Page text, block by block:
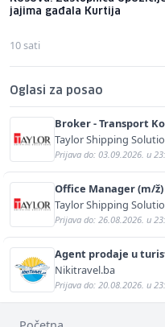
jajima gađala Kurtija
10 sati
Oglasi za posao
Broker - Transport
Taylor Shipping
Prijava do: 03.09.2026. u
Office Manager (m/ž)
Taylor Shipping
Prijava do: 26.08.2026. u
Agent prodaje u
Nikitravel.ba
Prijava do: 20.08.2026. u